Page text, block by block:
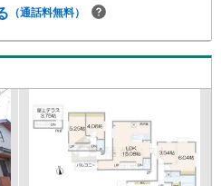
【まずは〈〈資料をもら
させていただきます。〇ご自宅やご
っております。〇物件選びから資
まで経験豊富なスタッフがサポート
はもちろん、お仕事終わりの時間
。当日案内希望など、お気軽にお
業時間10:00～19:00（定休日 火・水
お待ちしております！
（通話料無料）